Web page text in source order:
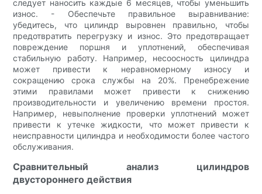
следует наносить каждые 6 месяцев, чтобы уменьшить
износ. - Обеспечьте правильное выравнивание:
убедитесь, что цилиндр выровнен правильно, чтобы
предотвратить перегрузку и износ. Это предотвращает
повреждение поршня и уплотнений, обеспечивая
стабильную работу. Например, несоосность цилиндра
может привести к неравномерному износу и
сокращению срока службы на 20%. Пренебрежение
этими правилами может привести к снижению
производительности и увеличению времени простоя.
Например, невыполнение проверки уплотнений может
привести к утечке жидкости, что может привести к
неисправности цилиндра и необходимости более частого
обслуживания.
Сравнительный анализ цилиндров
двустороннего действия